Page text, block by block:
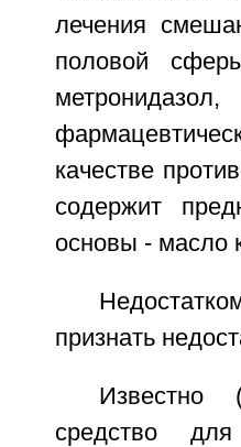
лечения
половой
качестве
содержит
основы - масло
признать
Известно
средство